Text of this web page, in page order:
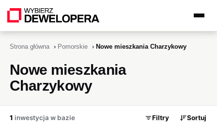
Strona główna › Pomorskie › Nowe mieszkania Charzykowy
Nowe mieszkania
Charzykowy
1 inwestycja w bazie Filtry Sortuj